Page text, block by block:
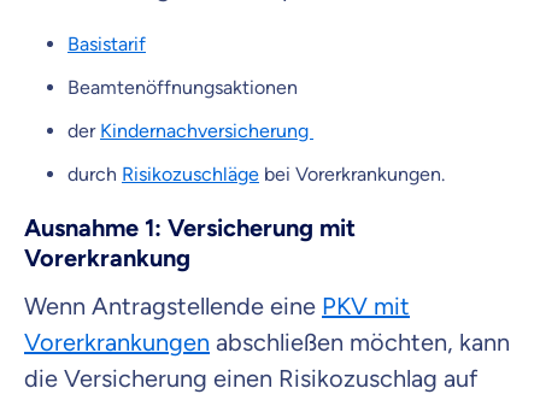
Basistarif
Beamtenöffnungsaktionen
der Kindernachversicherung
durch Risikozuschläge bei Vorerkrankungen.
Ausnahme 1: Versicherung mit
Vorerkrankung
Wenn Antragstellende eine PKV mit
Vorerkrankungen abschließen möchten, kann
die Versicherung einen Risikozuschlag auf